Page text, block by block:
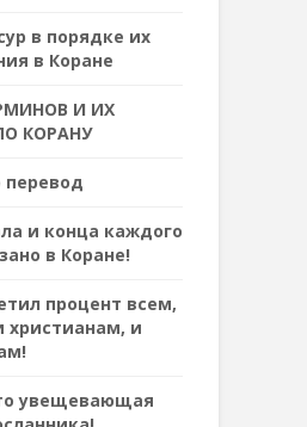
в порядке их
в Коране
И ИХ
КОРАНУ
перевод
и конца каждого
в Коране!
процент всем,
христианам, и
увещевающая